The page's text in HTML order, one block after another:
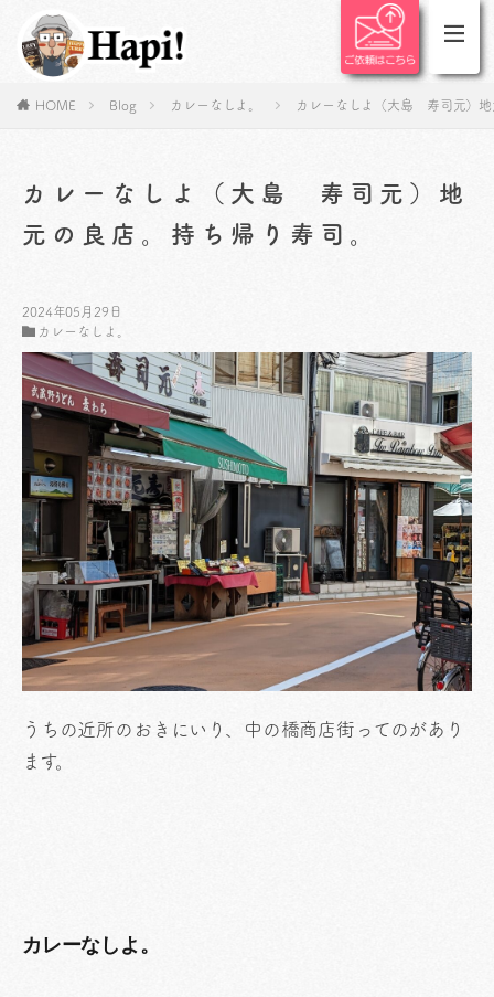
HOME Blog カレーなしよ。 カレーなしよ（大島 寿司元）
カレーなしよ（大島 寿司元）地
元の良店。持ち帰り寿司。
2024年05月29日
カレーなしよ。
うちの近所のおきにいり、中の橋商店街ってのがあり
ます。
カレーなしよ。